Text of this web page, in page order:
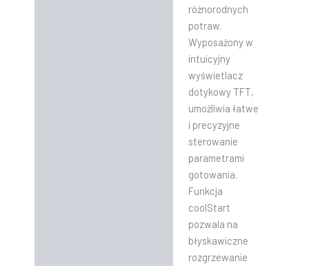
różnorodnych
potraw.
Wyposażony w
intuicyjny
wyświetlacz
dotykowy TFT,
umożliwia łatwe
i precyzyjne
sterowanie
parametrami
gotowania.
Funkcja
coolStart
pozwala na
błyskawiczne
rozgrzewanie